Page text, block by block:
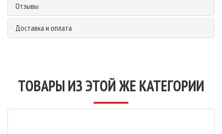
Отзывы
Доставка и оплата
ТОВАРЫ ИЗ ЭТОЙ ЖЕ КАТЕГОРИИ